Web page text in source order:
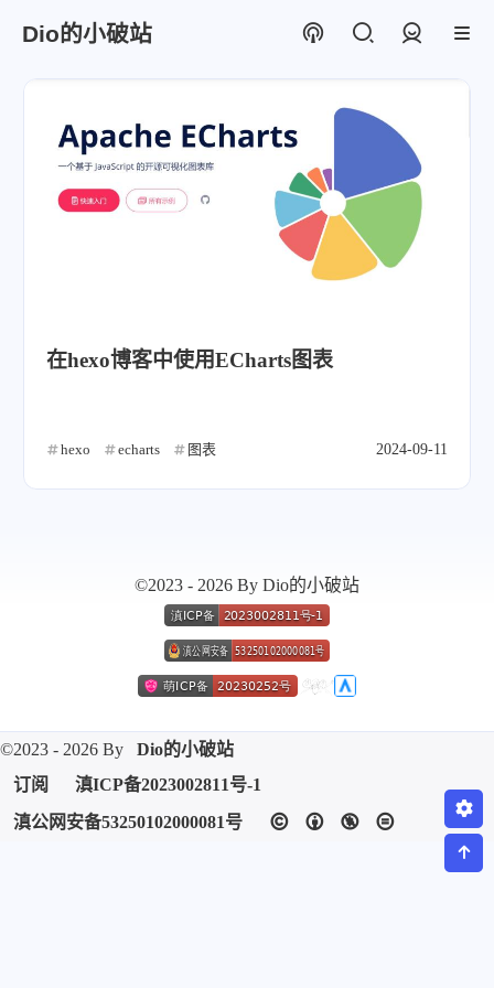
Dio的小破站
在hexo博客中使用ECharts图表
hexo echarts 图表 2024-09-11
©2023 - 2026 By Dio的小破站
©2023 - 2026 By
Dio的小破站
订阅
滇ICP备2023002811号-1
滇公网安备53250102000081号